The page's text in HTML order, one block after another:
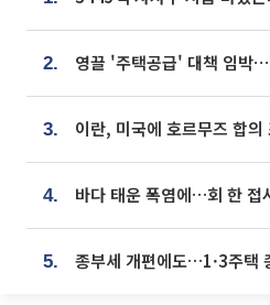
2.
3.
4. 바다 태운 폭염에…회 한 접
5.